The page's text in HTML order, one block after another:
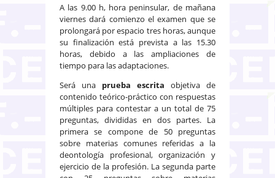
A las 9.00 h, hora peninsular, de mañana
viernes dará comienzo el examen que se
prolongará por espacio tres horas, aunque
su finalización está prevista a las 15.30
horas, debido a las ampliaciones de
tiempo para las adaptaciones.
Será una prueba escrita objetiva de
contenido teórico-práctico con respuestas
múltiples para contestar a un total de 75
preguntas, divididas en dos partes. La
primera se compone de 50 preguntas
sobre materias comunes referidas a la
deontología profesional, organización y
ejercicio de la profesión. La segunda parte